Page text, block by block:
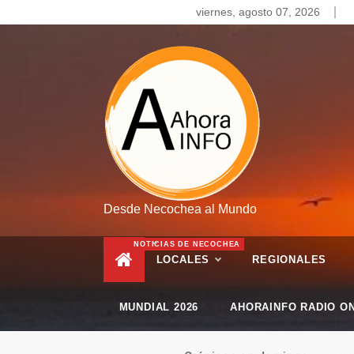
to
viernes, agosto 07, 2026
Desde Necochea al Mundo
LOCALES
NOTICIAS DE NECOCHEA
REGIONALES
MUNDIAL 2026 AHORAINFO RADIO